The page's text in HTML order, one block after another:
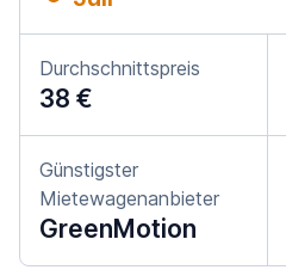
Durchschnittspreis
38 €
Günstigster
Mietewagenanbieter
GreenMotion